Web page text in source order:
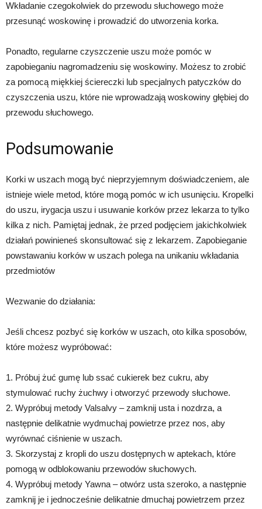
Wkładanie czegokolwiek do przewodu słuchowego może
przesunąć woskowinę i prowadzić do utworzenia korka.
Ponadto, regularne czyszczenie uszu może pomóc w
zapobieganiu nagromadzeniu się woskowiny. Możesz to zrobić
za pomocą miękkiej ściereczki lub specjalnych patyczków do
czyszczenia uszu, które nie wprowadzają woskowiny głębiej do
przewodu słuchowego.
Podsumowanie
Korki w uszach mogą być nieprzyjemnym doświadczeniem, ale
istnieje wiele metod, które mogą pomóc w ich usunięciu. Kropelki
do uszu, irygacja uszu i usuwanie korków przez lekarza to tylko
kilka z nich. Pamiętaj jednak, że przed podjęciem jakichkolwiek
działań powinieneś skonsultować się z lekarzem. Zapobieganie
powstawaniu korków w uszach polega na unikaniu wkładania
przedmiotów
Wezwanie do działania:
Jeśli chcesz pozbyć się korków w uszach, oto kilka sposobów,
które możesz wypróbować:
1. Próbuj żuć gumę lub ssać cukierek bez cukru, aby
stymulować ruchy żuchwy i otworzyć przewody słuchowe.
2. Wypróbuj metody Valsalvy – zamknij usta i nozdrza, a
następnie delikatnie wydmuchaj powietrze przez nos, aby
wyrównać ciśnienie w uszach.
3. Skorzystaj z kropli do uszu dostępnych w aptekach, które
pomogą w odblokowaniu przewodów słuchowych.
4. Wypróbuj metody Yawna – otwórz usta szeroko, a następnie
zamknij je i jednocześnie delikatnie dmuchaj powietrzem przez